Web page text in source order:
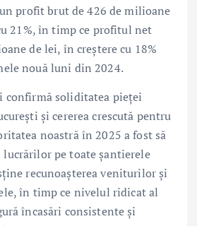
profit brut de 426 de milioane
21%, în timp ce profitul net
de lei, în creștere cu 18%
nouă luni din 2024.
confirmă soliditatea pieței
și cererea crescută pentru
noastră în 2025 a fost să
pe toate șantierele
recunoașterea veniturilor și
în timp ce nivelul ridicat al
încasări consistente și